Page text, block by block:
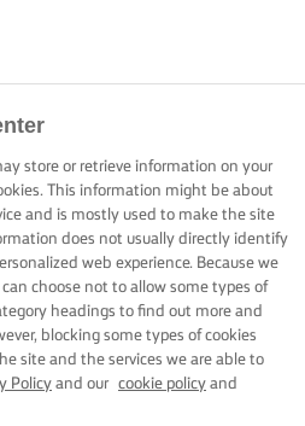
store or retrieve information on your
This information might be about
and is mostly used to make the site
does not usually directly identify
web experience. Because we
choose not to allow some types of
headings to find out more and
blocking some types of cookies
site and the services we are able to
Policy and our cookie policy and